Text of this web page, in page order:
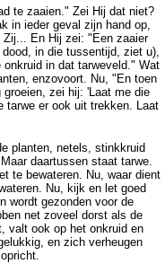
te zaaien." Zei Hij dat niet?
in ieder geval zijn hand op,
Zij... En Hij zei: "Een zaaier
in die tussentijd, ziet u),
in dat tarweveld." Wat
enzovoort. Nu, "En toen
groeien, zei hij: 'Laat me die
tarwe er ook uit trekken. Laat
planten, netels, stinkkruid
daartussen staat tarwe.
te bewateren. Nu, waar dient
Nu, kijk en let goed
wordt gezonden voor de
net zoveel dorst als de
valt ook op het onkruid en
en zich verheugen